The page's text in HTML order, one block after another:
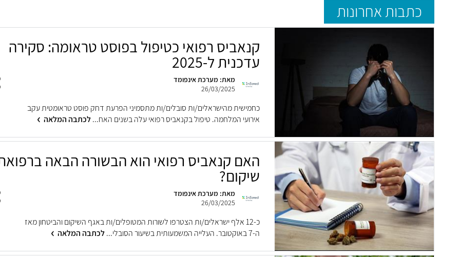
כתבות אחרונות
קנאביס רפואי כטיפול בפוסט טראומה: סקירה
עדכנית ל-2025
מאת: מערכת אינפומד
26/03/2025
כחמישית מהישראלים/ות סובלים/ות מתסמיני הפרעת דחק פוסט טראומטית עקב
אירועי המלחמה. טיפול בקנאביס רפואי עלה בשנים האח...לכתבה המלאה
האם קנאביס רפואי הוא הבשורה הבאה
שיקום?
מאת: מערכת אינפומד
26/03/2025
כ-12 אלף ישראלים/ות הצטרפו לשורות המטופלים/ות באגף השיקום והביטחון מאז
ה-7 באוקטובר. העלייה המשמעותית בשיעור הסובלי...
לכתבה המלאה